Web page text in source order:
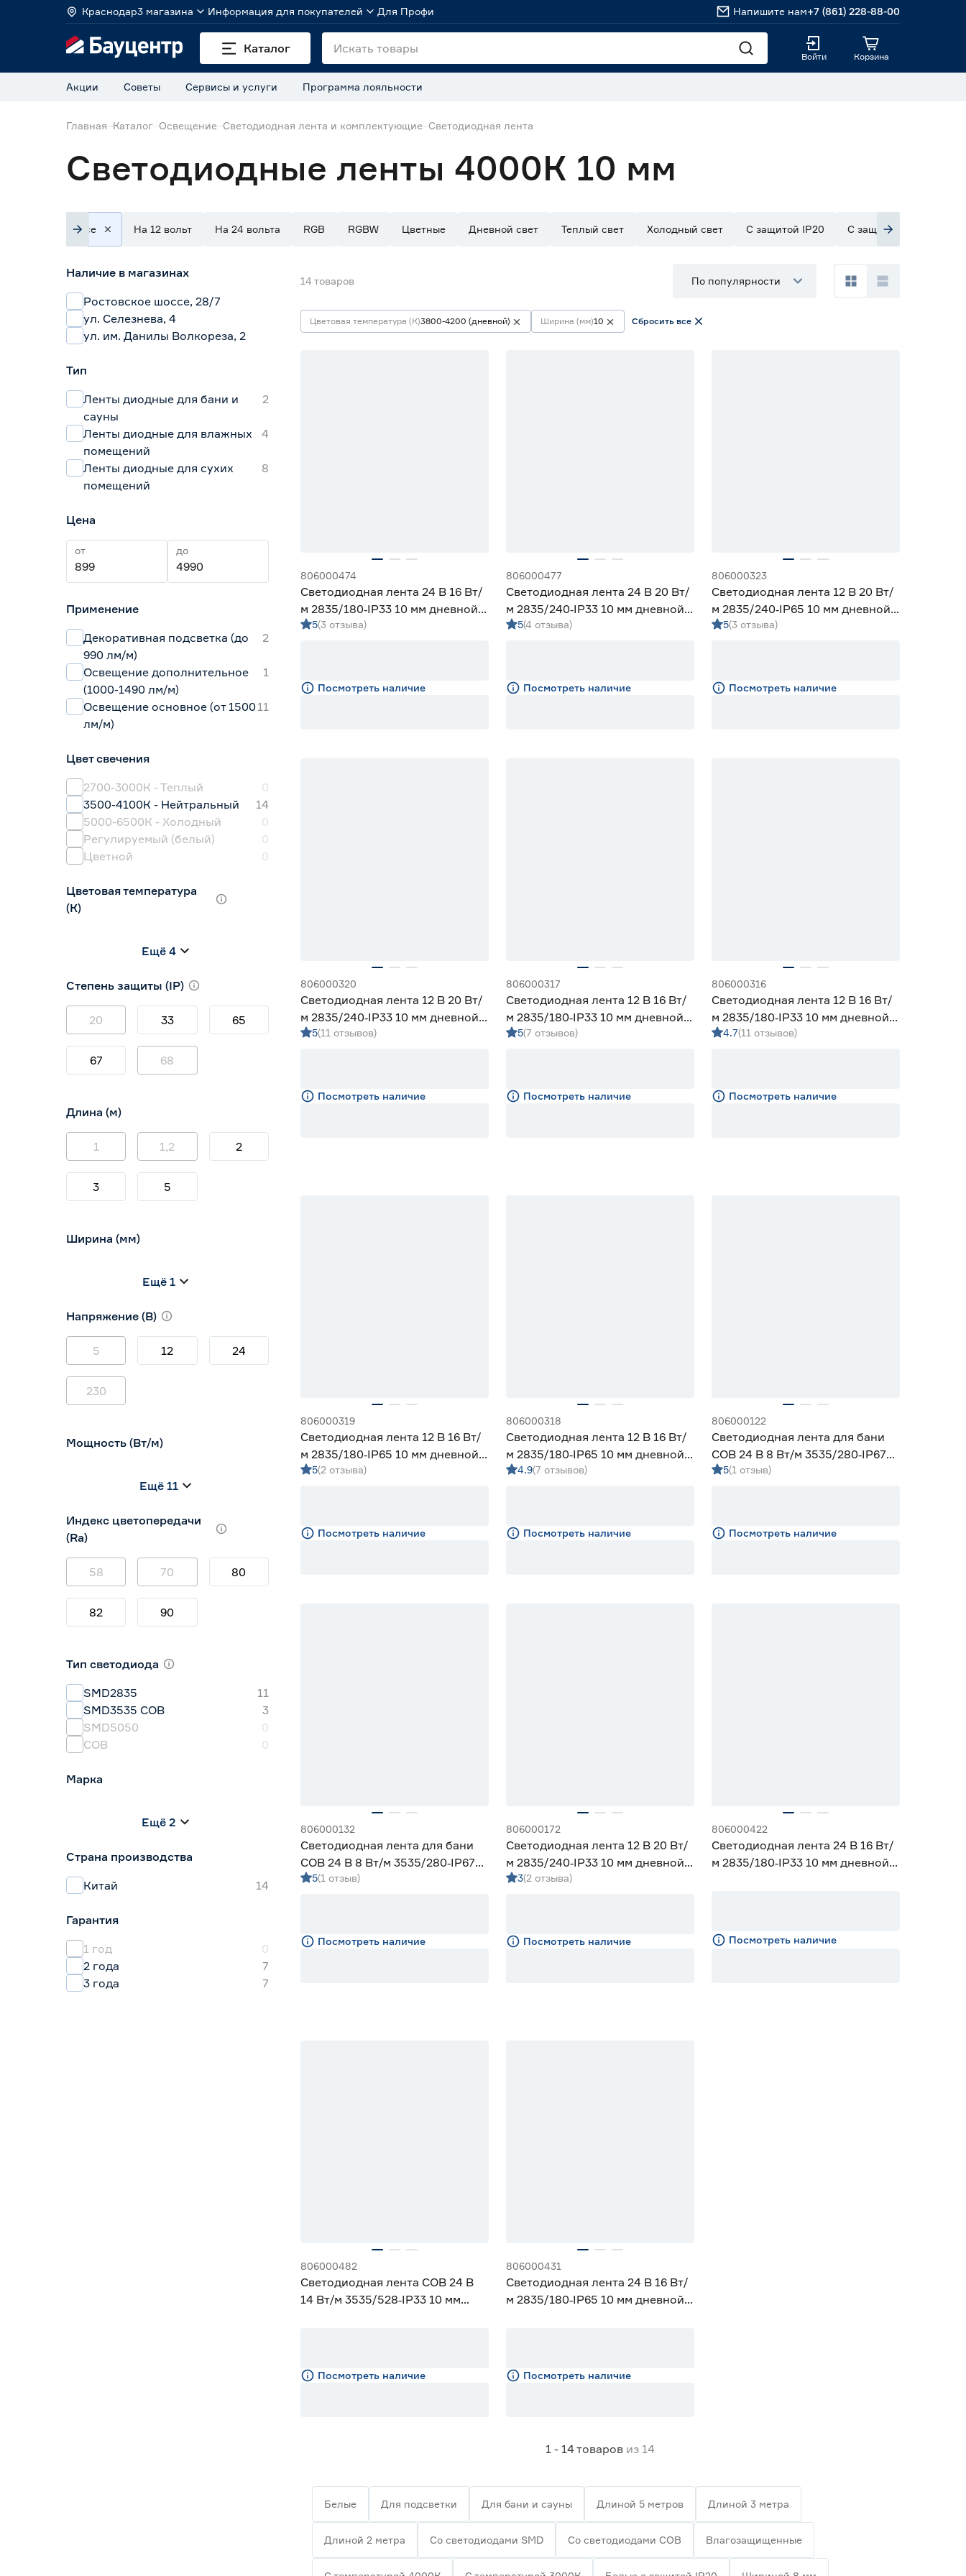
Краснодар3 магазина Информация для покупателей Для Профи Напишите нам+7 (861) 228-88-00
Каталог
Войти Корзина
Акции Советы Сервисы и услуги Программа лояльности
Главная Каталог Освещение Светодиодная лента и комплектующие Светодиодная лента
Светодиодные ленты 4000К 10 мм
Все На 12 вольт На 24 вольта RGB RGBW Цветные Дневной свет Теплый свет Холодный свет С защитой IP20 С защитой IP33
Наличие в магазинах
Ростовское шоссе, 28/7
ул. Селезнева, 4
ул. им. Данилы Волкореза, 2
Тип
Ленты диодные для бани и
сауны
2
Ленты диодные для влажных
помещений
4
Ленты диодные для сухих
помещений
8
Цена
от до
Применение
Декоративная подсветка (до
990 лм/м)
2
Освещение дополнительное
(1000-1490 лм/м)
1
Освещение основное (от 1500
лм/м)
11
Цвет свечения
2700-3000К - Теплый
0
3500-4100К - Нейтральный
14
5000-6500К - Холодный
0
Регулируемый (белый)
0
Цветной
0
Цветовая температура
(К)
2700-3000 (теплый)
3800-4200 (дневной)
4000 (нейтральный)
0
Ещё 4
Степень защиты (IP)
20 33 65
67 68
Длина (м)
1 1,2 2
3 5
Ширина (мм)
10 12
Ещё 1
Напряжение (В)
5 12 24
230
Мощность (Вт/м)
5 7
Ещё 11
Индекс цветопередачи
(Ra)
58 70 80
82 90
Тип светодиода
SMD2835
11
SMD3535 СОВ
3
SMD5050
0
СОВ
0
Марка
Navigator
Ещё 2
Страна производства
Китай
14
Гарантия
1 год
0
2 года
7
3 года
7
14 товаров По популярности
Цветовая температура (К)3800-4200 (дневной) Ширина (мм)10 Сбросить все
806000474
Светодиодная лента 24 В 16 Вт/
м 2835/180‑IP33 10 мм дневной 5
м Geniled
5(3 отзыва)
Посмотреть наличие
806000477
Светодиодная лента 24 В 20 Вт/
м 2835/240‑IP33 10 мм дневной 5
м Geniled
5(4 отзыва)
Посмотреть наличие
806000323
Светодиодная лента 12 В 20 Вт/
м 2835/240‑IP65 10 мм дневной
5 м Geniled
5(3 отзыва)
Посмотреть наличие
806000320
Светодиодная лента 12 В 20 Вт/
м 2835/240‑IP33 10 мм дневной 5
м Geniled
5(11 отзывов)
Посмотреть наличие
806000317
Светодиодная лента 12 В 16 Вт/
м 2835/180‑IP33 10 мм дневной 5
м Geniled
5(7 отзывов)
Посмотреть наличие
806000316
Светодиодная лента 12 В 16 Вт/
м 2835/180‑IP33 10 мм дневной 2
м Geniled
4.7(11 отзывов)
Посмотреть наличие
806000319
Светодиодная лента 12 В 16 Вт/
м 2835/180‑IP65 10 мм дневной 5
м Geniled
5(2 отзыва)
Посмотреть наличие
806000318
Светодиодная лента 12 В 16 Вт/
м 2835/180‑IP65 10 мм дневной 2
м Geniled
4.9(7 отзывов)
Посмотреть наличие
806000122
Светодиодная лента для бани
COB 24 В 8 Вт/м 3535/280‑IP67
10 мм дневной 3 м Geniled
5(1 отзыв)
Посмотреть наличие
806000132
Светодиодная лента для бани
COB 24 В 8 Вт/м 3535/280‑IP67
10 мм дневной 5 м Geniled
5(1 отзыв)
Посмотреть наличие
806000172
Светодиодная лента 12 В 20 Вт/
м 2835/240‑IP33 10 мм дневной 2
м Geniled
3(2 отзыва)
Посмотреть наличие
806000422
Светодиодная лента 24 В 16 Вт/
м 2835/180‑IP33 10 мм дневной 3
Посмотреть наличие
806000482
Светодиодная лента COB 24 В
14 Вт/м 3535/528‑IP33 10 мм
Посмотреть наличие
806000431
Светодиодная лента 24 В 16 Вт/
м 2835/180‑IP65 10 мм дневной 5
Посмотреть наличие
1 - 14 товаров из 14
Белые Для подсветки Для бани и сауны Длиной 5 метров Длиной 3 метра
Длиной 2 метра Со светодиодами SMD Со светодиодами СОВ Влагозащищенные